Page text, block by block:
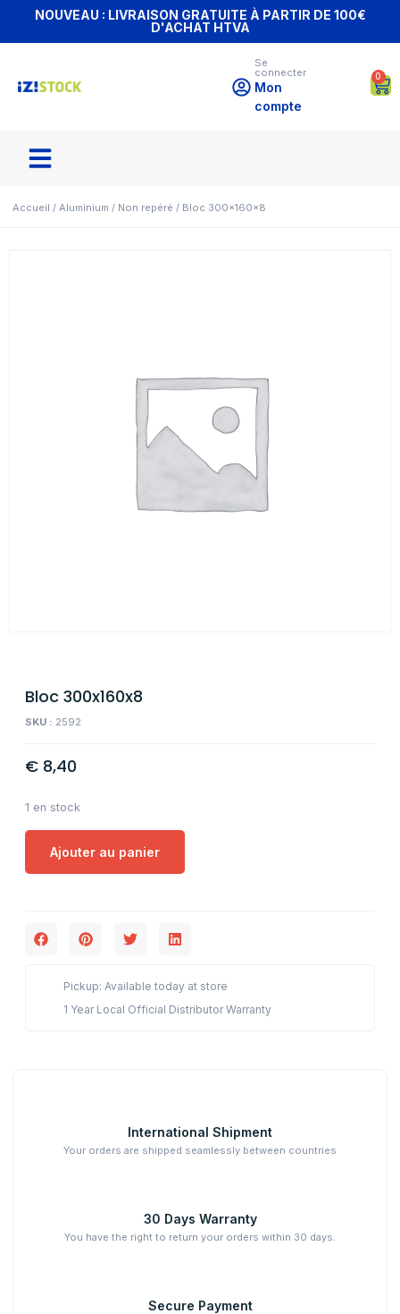
NOUVEAU : LIVRAISON GRATUITE À PARTIR DE 100€
D'ACHAT HTVA
Se
connecter
Mon
compte
0
Accueil / Aluminium / Non repéré / Bloc 300x160x8
Bloc 300x160x8
SKU : 2592
€ 8,40
1 en stock
Ajouter au panier
Pickup: Available today at store
1 Year Local Official Distributor Warranty
International Shipment
Your orders are shipped seamlessly between countries
30 Days Warranty
You have the right to return your orders within 30 days.
Secure Payment